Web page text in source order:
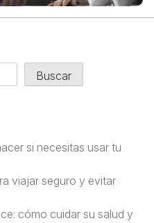
Buscar
si necesitas usar tu
viajar seguro y evitar
cómo cuidar su salud y